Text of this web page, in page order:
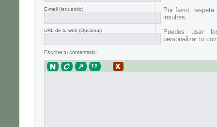
E-mail (requerido)
URL de tu web (Opcional)
Por favor,
insultes.
Puedes usar
personalizar tu
Escribe tu comentario: